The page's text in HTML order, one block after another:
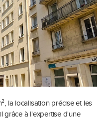
la localisation précise et les
grâce à l'expertise d'une